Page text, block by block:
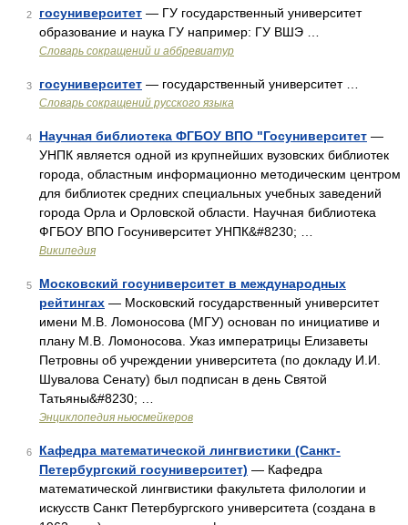
2 госуниверситет — ГУ государственный университет
образование и наука ГУ например: ГУ ВШЭ …
Словарь сокращений и аббревиатур
3 госуниверситет — государственный университет …
Словарь сокращений русского языка
4 Научная библиотека ФГБОУ ВПО "Госуниверситет —
УНПК является одной из крупнейших вузовских библиотек
города, областным информационно методическим центром
для библиотек средних специальных учебных заведений
города Орла и Орловской области. Научная библиотека
ФГБОУ ВПО Госуниверситет УНПК&#8230; …
Википедия
5
Московский госуниверситет в международных
рейтингах — Московский государственный университет
имени М.В. Ломоносова (МГУ) основан по инициативе и
плану М.В. Ломоносова. Указ императрицы Елизаветы
Петровны об учреждении университета (по докладу И.И.
Шувалова Сенату) был подписан в день Святой
Татьяны&#8230; …
Энциклопедия ньюсмейкеров
6
Кафедра математической лингвистики (Санкт-
Петербургский госуниверситет) — Кафедра
математической лингвистики факультета филологии и
искусств Санкт Петербургского университета (создана в